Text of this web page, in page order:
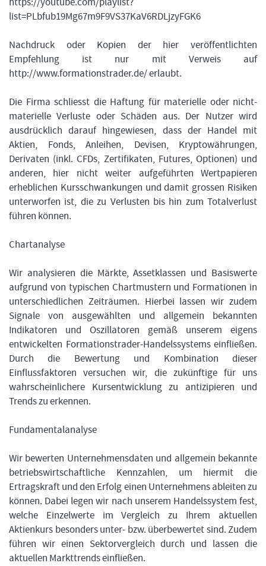
list=PLbfub19Mg67m9F9VS37KaV6RDLjzyFGK6
Nachdruck oder Kopien der hier veröffentlichten
Empfehlung ist nur mit Verweis auf
http://www.formationstrader.de/ erlaubt.
Die Firma schliesst die Haftung für materielle oder nicht-
materielle Verluste oder Schäden aus. Der Nutzer wird
ausdrücklich darauf hingewiesen, dass der Handel mit
Aktien, Fonds, Anleihen, Devisen, Kryptowährungen,
Derivaten (inkl. CFDs, Zertifikaten, Futures, Optionen) und
anderen, hier nicht weiter aufgeführten Wertpapieren
erheblichen Kursschwankungen und damit grossen Risiken
unterworfen ist, die zu Verlusten bis hin zum Totalverlust
führen können.
Chartanalyse
Wir analysieren die Märkte, Assetklassen und Basiswerte
aufgrund von typischen Chartmustern und Formationen in
unterschiedlichen Zeiträumen. Hierbei lassen wir zudem
Signale von ausgewählten und allgemein bekannten
Indikatoren und Oszillatoren gemäß unserem eigens
entwickelten Formationstrader-Handelssystems einfließen.
Durch die Bewertung und Kombination dieser
Einflussfaktoren versuchen wir, die zukünftige für uns
wahrscheinlichere Kursentwicklung zu antizipieren und
Trends zu erkennen.
Fundamentalanalyse
Wir bewerten Unternehmensdaten und allgemein bekannte
betriebswirtschaftliche Kennzahlen, um hiermit die
Ertragskraft und den Erfolg einen Unternehmens ableiten zu
können. Dabei legen wir nach unserem Handelssystem fest,
welche Einzelwerte im Vergleich zu Ihrem aktuellen
Aktienkurs besonders unter- bzw. überbewertet sind. Zudem
führen wir einen Sektorvergleich durch und lassen die
aktuellen Markttrends einfließen.